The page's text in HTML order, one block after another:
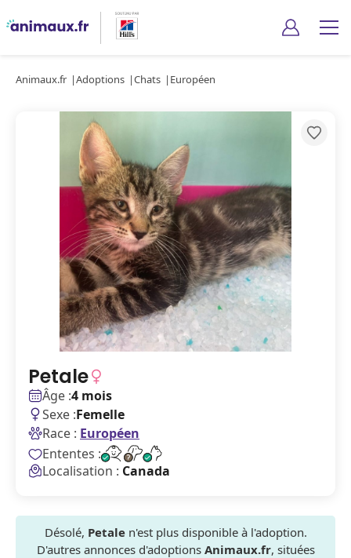
Animaux.fr Adoptions Chats Européen
Petale
Âge :4 mois
Sexe :Femelle
Race : Européen
Ententes :
Localisation : Canada
Désolé, Petalen'est plus disponible à l'adoption.
D'autres annonces d'adoptions Animaux.fr, situées